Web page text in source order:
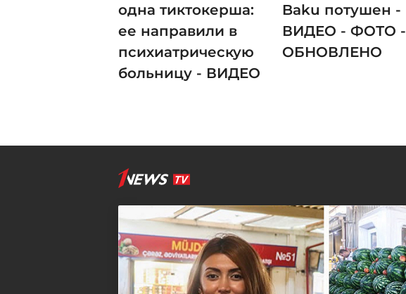
одна тиктокерша:
ее направили в
психиатрическую
больницу - ВИДЕО
Baku потушен -
ВИДЕО - ФОТО -
ОБНОВЛЕНО